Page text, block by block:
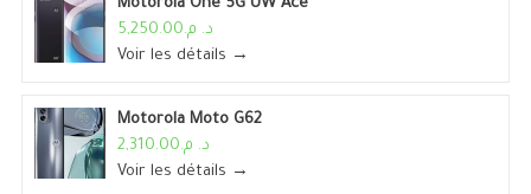
Motorola One 5G UW Ace
د. م.5,250.00
Voir les détails →
Motorola Moto G62
د. م.2,310.00
Voir les détails →